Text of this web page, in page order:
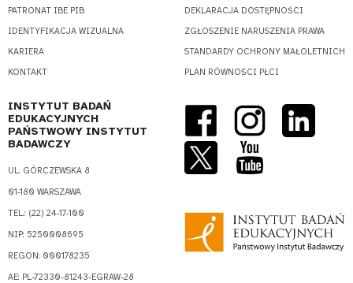
PATRONAT IBE PIB
IDENTYFIKACJA WIZUALNA
KARIERA
KONTAKT
DEKLARACJA DOSTĘPNOŚCI
ZGŁOSZENIE NARUSZENIA PRAWA
STANDARDY OCHRONY MAŁOLETNICH
PLAN RÓWNOŚCI PŁCI
INSTYTUT BADAŃ
EDUKACYJNYCH
PAŃSTWOWY INSTYTUT
BADAWCZY
UL. GÓRCZEWSKA 8
01-180 WARSZAWA
TEL.: (22) 24-17-100
NIP: 5250008695
REGON: 000178235
AE: PL-72330-81243-EGRAW-28